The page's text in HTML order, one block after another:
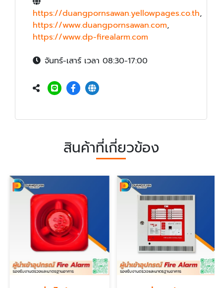
https://duangpornsawan.yellowpages.co.th,
https://www.duangpornsawan.com,
https://www.dp-firealarm.com
จันทร์-เสาร์ เวลา 08:30-17:00
สินค้าที่เกี่ยวข้อง